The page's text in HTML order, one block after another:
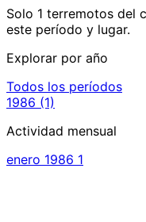
Solo 1 terremotos del
este período y lugar.
Explorar por año
Todos los períodos
1986 (1)
Actividad mensual
enero 1986 1